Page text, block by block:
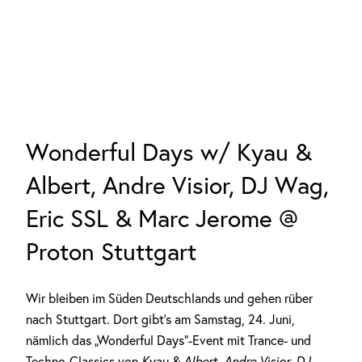
Wonderful Days w/ Kyau &
Albert, Andre Visior, DJ Wag,
Eric SSL & Marc Jerome @
Proton Stuttgart
Wir bleiben im Süden Deutschlands und gehen rüber
nach Stuttgart. Dort gibt’s am Samstag, 24. Juni,
nämlich das „Wonderful Days“-Event mit Trance- und